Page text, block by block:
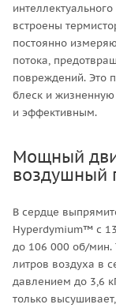
встроены
постоянно
потока,
повреждений. Это
блеск и
и эффективным.
Мощный
воздушный
В сердце
Hyperdymium™ с
до 106 000 об/мин.
литров воздуха в
давлением до 3,6
только